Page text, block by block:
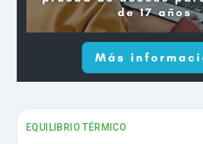
EQUILIBRIO TÉRMICO